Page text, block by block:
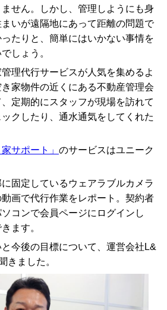
せん。しかし、管理しようにも身
いが遠隔地にあって距離の問題で
たりと、簡単にはいかない事情を
しょう。
理代行サービスが人気を集めるよ
家物件の近くにある不動産管理会
定期的にスタッフが現場を訪れて
クしたり、通水通気をしてくれた
サポート」 のサービスはユニーク
固定しているウェアラブルカメラ
画で代行作業をレポート。契約者
コンで会員ページにログインし
ます。
今後の目標について、運営会社L&
きました。